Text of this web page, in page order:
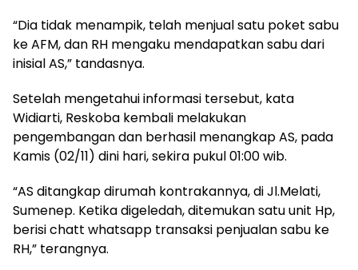
“Dia tidak menampik, telah menjual satu poket sabu
ke AFM, dan RH mengaku mendapatkan sabu dari
inisial AS,” tandasnya.
Setelah mengetahui informasi tersebut, kata
Widiarti, Reskoba kembali melakukan
pengembangan dan berhasil menangkap AS, pada
Kamis (02/11) dini hari, sekira pukul 01:00 wib.
“AS ditangkap dirumah kontrakannya, di Jl.Melati,
Sumenep. Ketika digeledah, ditemukan satu unit Hp,
berisi chatt whatsapp transaksi penjualan sabu ke
RH,” terangnya.